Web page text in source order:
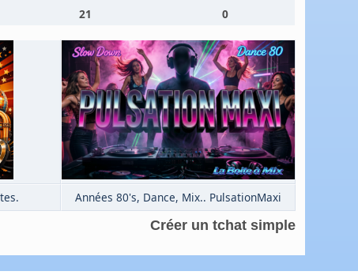
21 0
Années 80's, Dance, Mix.. PulsationMaxi
Créer un tchat simple